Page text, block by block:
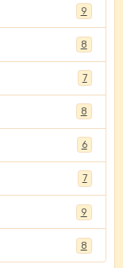
9
8
7
8
6
7
9
8